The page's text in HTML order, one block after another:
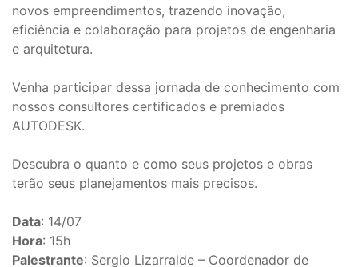
novos empreendimentos, trazendo inovação,
eficiência e colaboração para projetos de engenharia
e arquitetura.
Venha participar dessa jornada de conhecimento com
nossos consultores certificados e premiados
AUTODESK.
Descubra o quanto e como seus projetos e obras
terão seus planejamentos mais precisos.
Data: 14/07
Hora: 15h
Palestrante: Sergio Lizarralde – Coordenador de